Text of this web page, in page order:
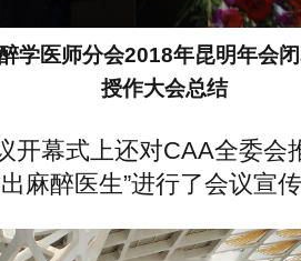
学医师分会2018年昆明年会
授作大会总结
开幕式上还对CAA全委会
麻醉医生”进行了会议宣